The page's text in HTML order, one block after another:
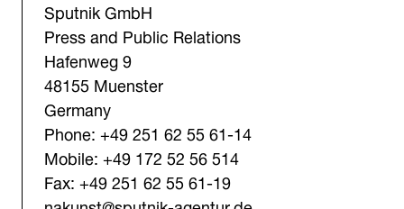
Sputnik GmbH
Press and Public Relations
Hafenweg 9
48155 Muenster
Germany
Phone: +49 251 62 55 61-14
Mobile: +49 172 52 56 514
Fax: +49 251 62 55 61-19